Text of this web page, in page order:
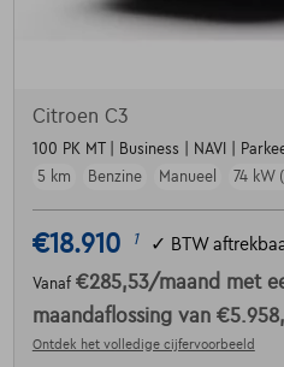
Citroen C3
100 PK MT | Business | NAVI |
5 km
Benzine Manueel 74 kW
€18.910 1 ✓ BTW
Vanaf €285,53/maand met
maandaflossing van
Ontdek het volledige cijfervoorbeeld